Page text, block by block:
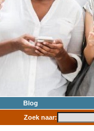
Blog
Zoek naar: